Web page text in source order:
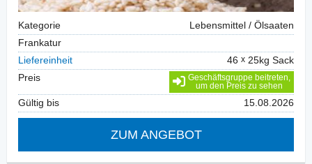
Kategorie
Lebensmittel / Ölsaaten
Frankatur
Liefereinheit
46
25kg Sack
Preis
Geschäftsgruppe beitreten,
um den Preis zu sehen
Gültig bis 15.08.2026
ZUM ANGEBOT